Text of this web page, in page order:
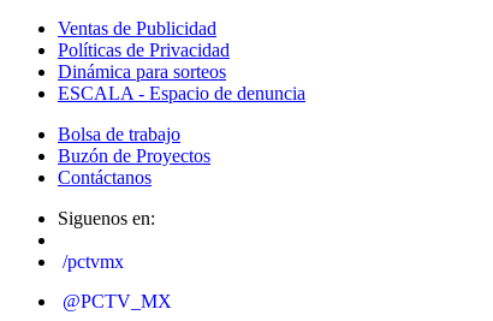
Ventas de Publicidad
Políticas de Privacidad
Dinámica para sorteos
ESCALA - Espacio de denuncia
Bolsa de trabajo
Buzón de Proyectos
Contáctanos
Siguenos en:
/pctvmx
@PCTV_MX